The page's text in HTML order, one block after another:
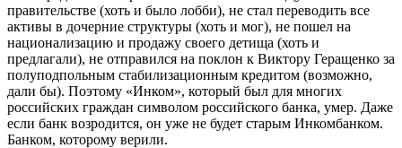
правительстве (хоть и было лобби), не стал переводить все
активы в дочерние структуры (хоть и мог), не пошел на
национализацию и продажу своего детища (хоть и
предлагали), не отправился на поклон к Виктору Геращенко за
полуподпольным стабилизационным кредитом (возможно,
дали бы). Поэтому «Инком», который был для многих
российских граждан символом российского банка, умер. Даже
если банк возродится, он уже не будет старым Инкомбанком.
Банком, которому верили.